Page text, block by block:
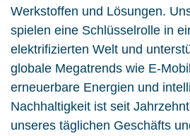
Werkstoffen und Lösungen.
spielen eine Schlüsselrolle in
elektrifizierten Welt und
globale Megatrends wie E-
erneuerbare Energien und
Nachhaltigkeit ist seit
unseres täglichen Geschäfts